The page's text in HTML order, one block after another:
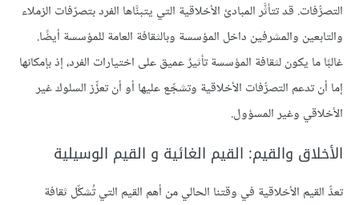
التصرُّفات. قد تتأثَّر المبادئ الأخلاقية التي يتبنَّاها الفرد بتصرّفات الزملاء
والتابعين والمشرفين داخل المؤسسة وبالثقافة العامة للمؤسسة أيضًا.
غالبًا ما يكون لثقافة المؤسسة تأثيرٌ عميق على اختيارات الفرد، إذ بإمكانها
إما أن تدعم التصرُّفات الأخلاقية وتشجِّع عليها أو أن تعزِّز السلوك غير
الأخلاقي وغير المسؤول.
الأخلاق والقيم: القيم الغائية و القيم الوسيلية
تعدُّ القيم الأخلاقية في وقتنا الحالي من أهم القيم التي تُشكِّل ثقافة